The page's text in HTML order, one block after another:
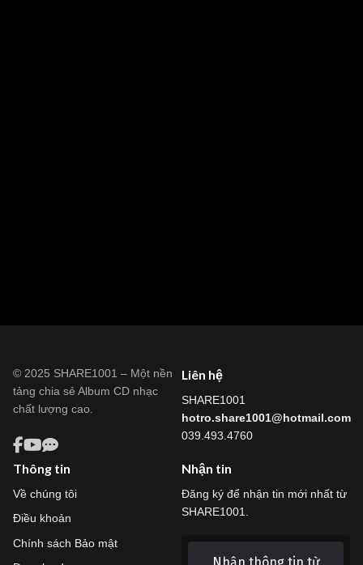
© 2025 SHARE1001 – Một nền
tảng chia sẻ Album CD nhạc
chất lượng cao.
Liên hệ
SHARE1001
hotro.share1001@hotmail.com
039.493.4760
Thông tin
Về chúng tôi
Điều khoản
Chính sách Bảo mật
Nhận tin
Đăng ký để nhận tin mới nhất từ
SHARE1001.